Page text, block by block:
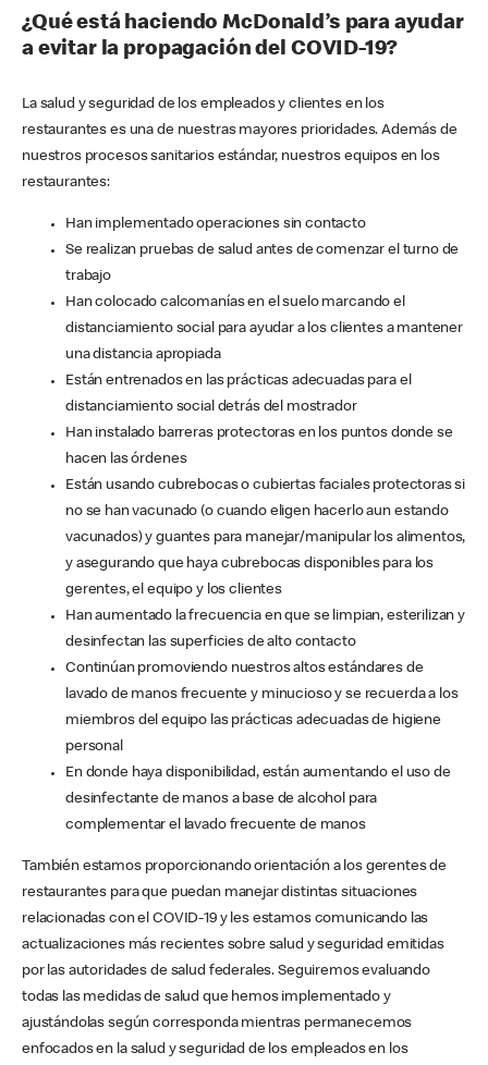
¿Qué está haciendo McDonald’s para ayudar
a evitar la propagación del COVID-19?
La salud y seguridad de los empleados y clientes en los
restaurantes es una de nuestras mayores prioridades. Además de
nuestros procesos sanitarios estándar, nuestros equipos en los
restaurantes:
Han implementado operaciones sin contacto
Se realizan pruebas de salud antes de comenzar el turno de
trabajo
Han colocado calcomanías en el suelo marcando el
distanciamiento social para ayudar a los clientes a mantener
una distancia apropiada
Están entrenados en las prácticas adecuadas para el
distanciamiento social detrás del mostrador
Han instalado barreras protectoras en los puntos donde se
hacen las órdenes
Están usando cubrebocas o cubiertas faciales protectoras si
no se han vacunado (o cuando eligen hacerlo aun estando
vacunados) y guantes para manejar/manipular los alimentos,
y asegurando que haya cubrebocas disponibles para los
gerentes, el equipo y los clientes
Han aumentado la frecuencia en que se limpian, esterilizan y
desinfectan las superficies de alto contacto
Continúan promoviendo nuestros altos estándares de
lavado de manos frecuente y minucioso y se recuerda a los
miembros del equipo las prácticas adecuadas de higiene
personal
En donde haya disponibilidad, están aumentando el uso de
desinfectante de manos a base de alcohol para
complementar el lavado frecuente de manos
También estamos proporcionando orientación a los gerentes de
restaurantes para que puedan manejar distintas situaciones
relacionadas con el COVID-19 y les estamos comunicando las
actualizaciones más recientes sobre salud y seguridad emitidas
por las autoridades de salud federales. Seguiremos evaluando
todas las medidas de salud que hemos implementado y
ajustándolas según corresponda mientras permanecemos
enfocados en la salud y seguridad de los empleados en los